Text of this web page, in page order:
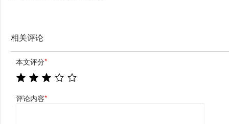
相关评论
本文评分*
评论内容*